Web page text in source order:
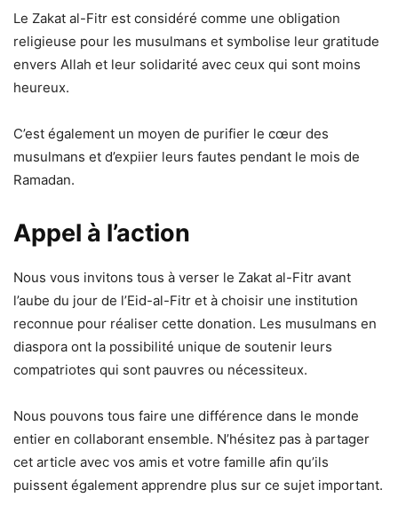
Le Zakat al-Fitr est considéré comme une obligation
religieuse pour les musulmans et symbolise leur gratitude
envers Allah et leur solidarité avec ceux qui sont moins
heureux.
C’est également un moyen de purifier le cœur des
musulmans et d’expiier leurs fautes pendant le mois de
Ramadan.
Appel à l’action
Nous vous invitons tous à verser le Zakat al-Fitr avant
l’aube du jour de l’Eid-al-Fitr et à choisir une institution
reconnue pour réaliser cette donation. Les musulmans en
diaspora ont la possibilité unique de soutenir leurs
compatriotes qui sont pauvres ou nécessiteux.
Nous pouvons tous faire une différence dans le monde
entier en collaborant ensemble. N’hésitez pas à partager
cet article avec vos amis et votre famille afin qu’ils
puissent également apprendre plus sur ce sujet important.